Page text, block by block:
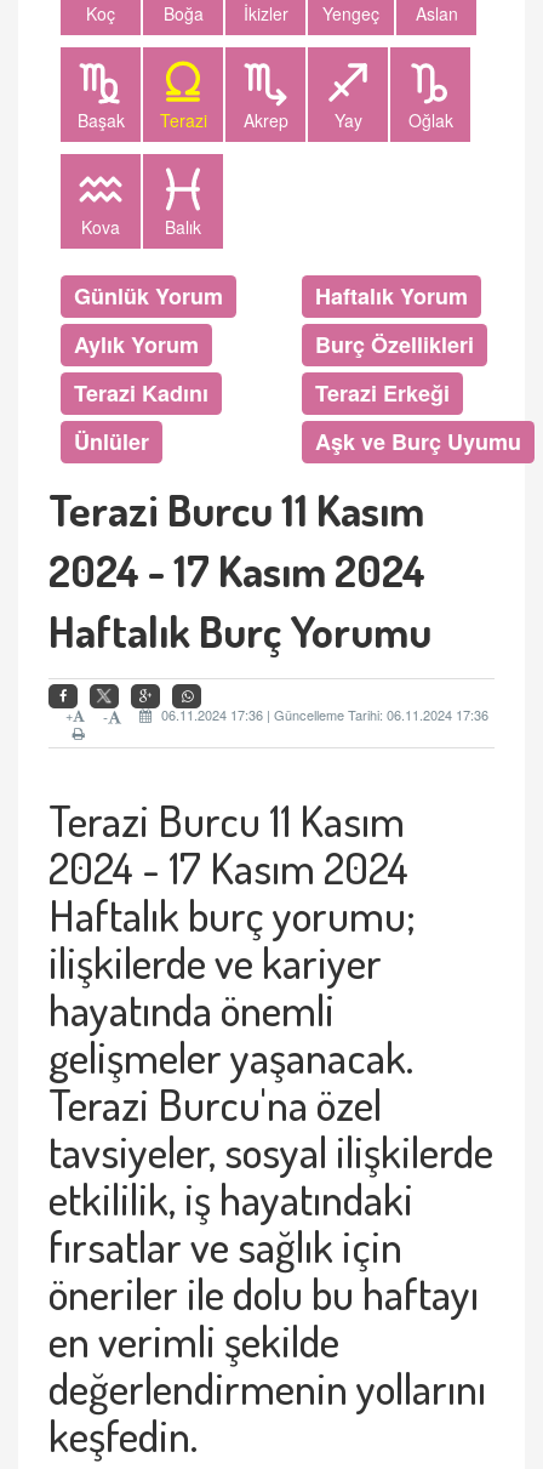
Koç Boğa İkizler Yengeç Aslan
Başak Terazi Akrep Yay Oğlak
Kova Balık
Günlük Yorum
Haftalık Yorum
Aylık Yorum
Burç Özellikleri
Terazi Kadını
Terazi Erkeği
Ünlüler
Aşk ve Burç Uyumu
Terazi Burcu 11 Kasım
2024 - 17 Kasım 2024
Haftalık Burç Yorumu
06.11.2024 17:36 | Güncelleme Tarihi: 06.11.2024 17:36
-
+
Terazi Burcu 11 Kasım
2024 - 17 Kasım 2024
Haftalık burç yorumu;
ilişkilerde ve kariyer
hayatında önemli
gelişmeler yaşanacak.
Terazi Burcu'na özel
tavsiyeler, sosyal ilişkilerde
etkililik, iş hayatındaki
fırsatlar ve sağlık için
öneriler ile dolu bu haftayı
en verimli şekilde
değerlendirmenin yollarını
keşfedin.